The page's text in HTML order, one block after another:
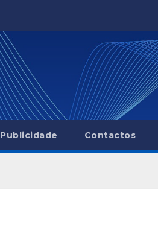
Publicidade Contactos